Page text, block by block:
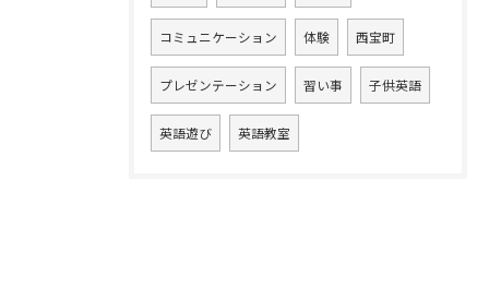
コミュニケーション 体験 西宝町
プレゼンテーション 習い事 子供英語
英語遊び 英語教室